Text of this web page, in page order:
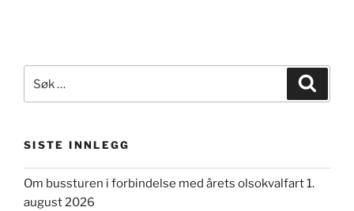
etter:
SISTE INNLEGG
Om bussturen i forbindelse med årets olsokvalfart 1.
august 2026